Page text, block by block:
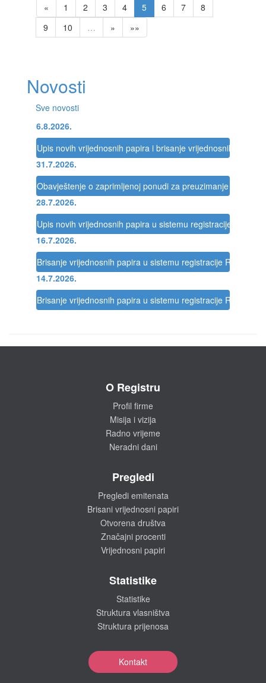
« 1 2 3 4 5 6 7
8
9
10 … » »»
Novosti
Sve novosti
6.8.2026.
Upis novih vrijednosnih papira i brisanje vrijednosnih papira
31.7.2026.
Obavještenje o zaprimljenoj ponudi za preuzimanje društva
28.7.2026.
Upis novih vrijednosnih papira u sistemu registracije Registra
16.7.2026.
Brisanje vrijednosnih papira u sistemu registracije Registra
14.7.2026.
Brisanje vrijednosnih papira u sistemu registracije Registra
O Registru
Profil firme
Misija i vizija
Radno vrijeme
Neradni dani
Pregledi
Pregledi emitenata
Brisani vrijednosni papiri
Otvorena društva
Značajni procenti
Vrijednosni papiri
Statistike
Statistike
Struktura vlasništva
Struktura prijenosa
Kontakt